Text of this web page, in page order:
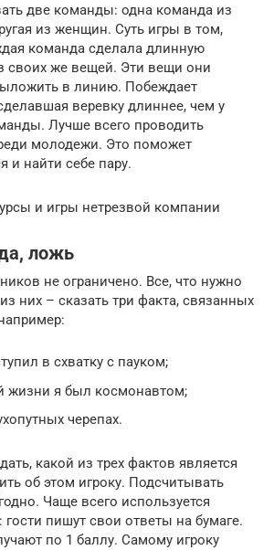
две команды: одна команда из
из женщин. Суть игры в том,
команда сделала длинную
своих же вещей. Эти вещи они
в линию. Побеждает
веревку длиннее, чем у
Лучше всего проводить
молодежи. Это поможет
и найти себе пару.
и игры нетрезвой компании
ложь
не ограничено. Все, что нужно
них – сказать три факта, связанных
в схватку с пауком;
жизни я был космонавтом;
черепах.
какой из трех фактов является
об этом игроку. Подсчитывать
Чаще всего используется
пишут свои ответы на бумаге.
по 1 баллу. Самому игроку